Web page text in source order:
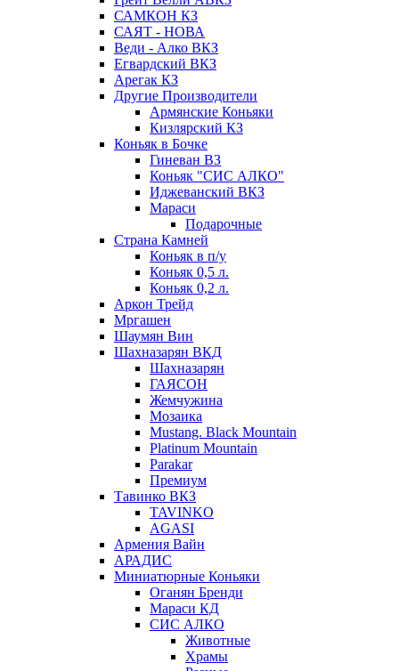
САМКОН КЗ
САЯТ - НОВА
Веди - Алко ВКЗ
Егвардский ВКЗ
Арегак КЗ
Другие Производители
Армянские Коньяки
Кизлярский КЗ
Коньяк в Бочке
Гиневан ВЗ
Коньяк "СИС АЛКО"
Иджеванский ВКЗ
Мараси
Подарочные
Страна Камней
Коньяк в п/у
Коньяк 0,5 л.
Коньяк 0,2 л.
Аркон Трейд
Мргашен
Шаумян Вин
Шахназарян ВКД
Шахназарян
ГАЯСОН
Жемчужина
Мозаика
Mustang. Black Mountain
Platinum Mountain
Parakar
Премиум
Тавинко ВКЗ
TAVINKO
AGASI
Армения Вайн
АРАДИС
Миниатюрные Коньяки
Оганян Бренди
Мараси КД
СИС АЛКО
Животные
Храмы